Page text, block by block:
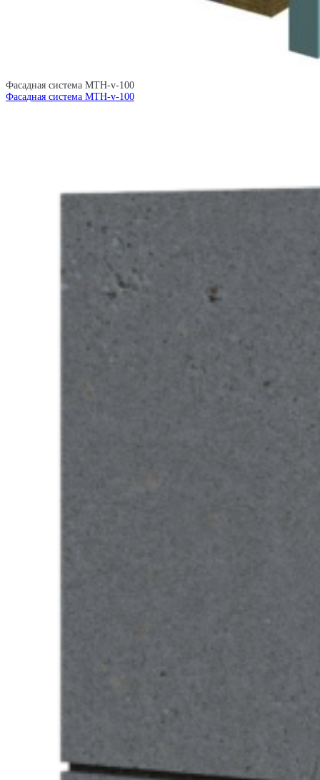
Фасадная система MTH-v-100
Фасадная система MTH-v-100